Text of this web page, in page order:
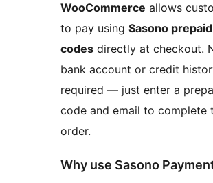
WooCommerce allows
to pay using Sasono prepaid
codes directly at checkout.
bank account or credit
required — just enter a
code and email to complete
order.
Why use Sasono